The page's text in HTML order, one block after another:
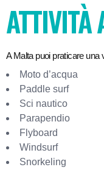
ATTIVITÀ
A Malta puoi praticare una
Moto d’acqua
Paddle surf
Sci nautico
Parapendio
Flyboard
Windsurf
Snorkeling